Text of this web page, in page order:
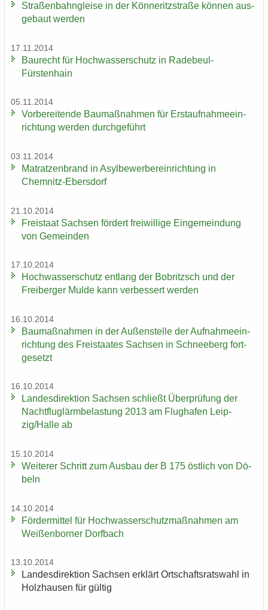
Stra­ßen­bahn­glei­se in der Kön­ne­ritz­stra­ße kön­nen aus­
ge­baut wer­den
17.11.2014
Bau­recht für Hoch­was­ser­schutz in Radebeul-​
Fürstenhain
05.11.2014
Vor­be­rei­ten­de Bau­maß­nah­men für Erst­auf­nah­me­ein­
rich­tung wer­den durch­ge­führt
03.11.2014
Ma­trat­zen­brand in Asyl­be­wer­ber­ein­rich­tung in
Chemnitz-​Ebersdorf
21.10.2014
Frei­staat Sach­sen för­dert frei­wil­li­ge Ein­ge­mein­dung
von Ge­mein­den
17.10.2014
Hoch­was­ser­schutz ent­lang der Bobritzsch und der
Frei­ber­ger Mulde kann ver­bes­sert wer­den
16.10.2014
Bau­maß­nah­men in der Au­ßen­stel­le der Auf­nah­me­ein­
rich­tung des Frei­staa­tes Sach­sen in Schnee­berg fort­
ge­setzt
16.10.2014
Lan­des­di­rek­ti­on Sach­sen schließt Über­prü­fung der
Nacht­flug­lärm­be­las­tung 2013 am Flug­ha­fen Leip­
zig/Halle ab
15.10.2014
Wei­te­rer Schritt zum Aus­bau der B 175 öst­lich von Dö­
beln
14.10.2014
För­der­mit­tel für Hoch­was­ser­schutz­maß­nah­men am
Wei­ßen­bor­ner Dorf­bach
13.10.2014
Lan­des­di­rek­ti­on Sach­sen er­klärt Ort­schafts­rats­wahl in
Holz­hau­sen für gül­tig